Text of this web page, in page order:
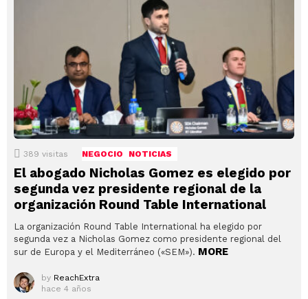
389 visitas NEGOCIO NOTICIAS
El abogado Nicholas Gomez es elegido por
segunda vez presidente regional de la
organización Round Table International
La organización Round Table International ha elegido por
segunda vez a Nicholas Gomez como presidente regional del
sur de Europa y el Mediterráneo («SEM»). MORE
by ReachExtra
hace 4 años